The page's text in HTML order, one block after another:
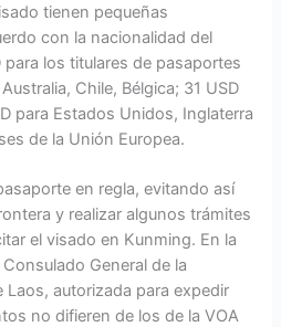
tienen pequeñas
con la nacionalidad del
los titulares de pasaportes
Chile, Bélgica; 31 USD
para Estados Unidos, Inglaterra
de la Unión Europea.
en regla, evitando así
y realizar algunos trámites
el visado en Kunming. En la
General de la
Laos, autorizada para expedir
no difieren de los de la VOA